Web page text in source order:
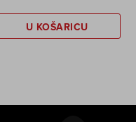
U KOŠARICU